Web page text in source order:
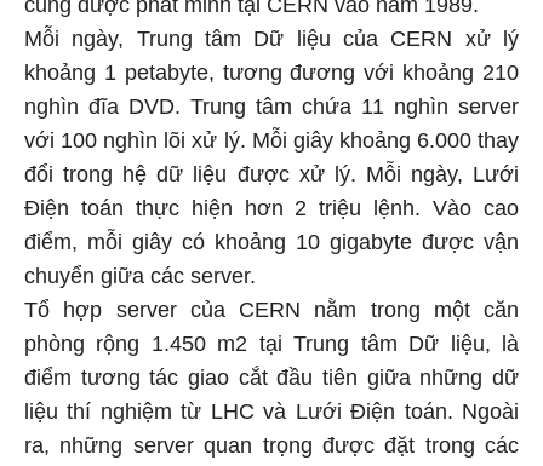
cũng được phát minh tại CERN vào năm 1989.
Mỗi ngày, Trung tâm Dữ liệu của CERN xử lý
khoảng 1 petabyte, tương đương với khoảng 210
nghìn đĩa DVD. Trung tâm chứa 11 nghìn server
với 100 nghìn lõi xử lý. Mỗi giây khoảng 6.000 thay
đổi trong hệ dữ liệu được xử lý. Mỗi ngày, Lưới
Điện toán thực hiện hơn 2 triệu lệnh. Vào cao
điểm, mỗi giây có khoảng 10 gigabyte được vận
chuyển giữa các server.
Tổ hợp server của CERN nằm trong một căn
phòng rộng 1.450 m2 tại Trung tâm Dữ liệu, là
điểm tương tác giao cắt đầu tiên giữa những dữ
liệu thí nghiệm từ LHC và Lưới Điện toán. Ngoài
ra, những server quan trọng được đặt trong các